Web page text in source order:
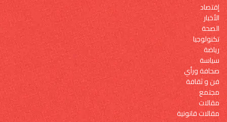
إقتصاد
الأخبار
الصحة
تكنولوجيا
رياضة
سياسة
صحافة ورأي
فن و ثقافة
مجتمع
مقالات
مقالات قانونية